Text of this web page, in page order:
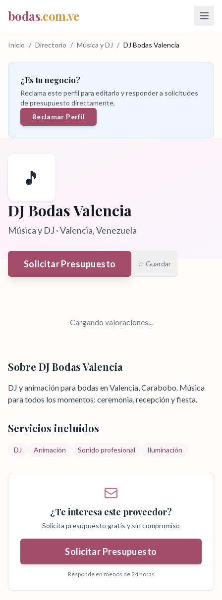
bodas.com.ve
Inicio / Directorio / Música y DJ / DJ Bodas Valencia
¿Es tu negocio?
Reclama este perfil para editarlo y responder a solicitudes
de presupuesto directamente.
Reclamar Perfil
🎵
DJ Bodas Valencia
Música y DJ ·Valencia, Venezuela
Solicitar Presupuesto ☆ Guardar
Cargando valoraciones...
Sobre DJ Bodas Valencia
DJ y animación para bodas en Valencia, Carabobo. Música
para todos los momentos: ceremonia, recepción y fiesta.
Servicios incluidos
DJ Animación Sonido profesional Iluminación
¿Te interesa este proveedor?
Solicita presupuesto gratis y sin compromiso
Solicitar Presupuesto
Responde en menos de 24 horas